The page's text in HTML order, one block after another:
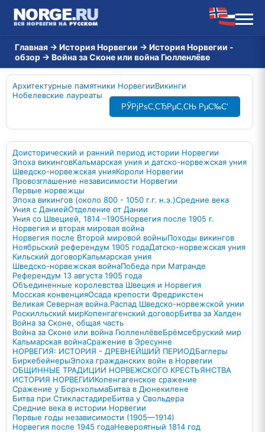
Главная → История Норвегии → История Норвегии -
обзор → Война за Сконе или война Гюлленлёве
Архитектурные памятники НорвегииВикинги
Нобелевские лауреаты
РЎРјРѕС‚СЂРµС‚СЊ РµС‰С‘
Доисторический и ранний период истории Норвегии
Эпоха викинговКальмарская уния и датско-норвежская уния
Шведско-норвежская унияКороли Норвегии
Провозглашение независимости Норвегии
Первые норвежцы
Эпоха викингов (около 800 - 1050 г.г. н.э.)Средние века
Уния с ДаниейОтделение от Дании
Уния со Швецией, 1814 –1905Норвегия после 1905 г.
Норвегия и вторая мировая война
Норвегия после Второй мировой войныПоходы викингов
Ноябрьский референдум 1905 годаДатско-норвежская уния
Кильский договорКальмарская уния
Шведско-норвежская войнаПобеда при Матранде
Референдум 13 августа 1905 года
Объединенные королевства Швеция и Норвегия
Мосская конвенцияОсада крепости Фредрикстен
Великая Северная война.Распад Шведско-норвежской унии
Роскилльский мирКопенгагенский договорБитва за Халден
Война за Сконе, общая часть
Война за Сконе или война ГюлленлёвеБрёмсебруский мир
Кальмарская войнаСражение в Эресунне
НОРВЕГИЯ: ИСТОРИЯ - ДРЕВНЕЙШИЙ ПЕРИОДБаглеры
БиркебейнерыЭпоха гражданских войн в Норвегии
ОБЩИННЫЕ ТРАДИЦИИ НОРВЕЖСКОГО КРЕСТЬЯНСТВА
ИСТОРИЯ НОРВЕГИИКопенгагенское сражение
Сражение у БорнхольмаБитва в Дюнекилене
Битва при СтикластадиреБитва у Свольдера
Средние века в истории Норвегии
Первые годы независимости (1905—1914)
Норвегия после 1945 годаНевероятный 1814 год